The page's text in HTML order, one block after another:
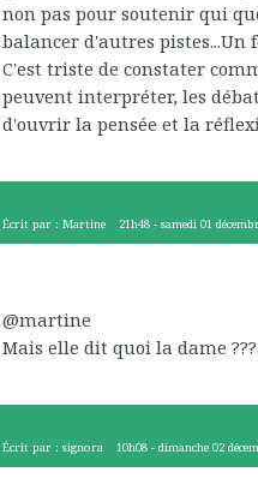
non pas pour soutenir qui
balancer d'autres
C'est triste de constater
peuvent interpréter, les
d'ouvrir la pensée et la
Écrit par : Martine 21h48 -samedi 01
@martine
Mais elle dit quoi la dame ???
Écrit par : signora 10h08 -dimanche 02